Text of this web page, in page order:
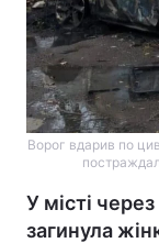
Ворог вдарив по
У місті
загинула